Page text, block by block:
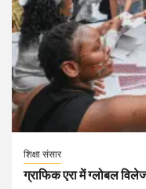
शिक्षा संसार
ग्राफिक एरा में ग्लोबल